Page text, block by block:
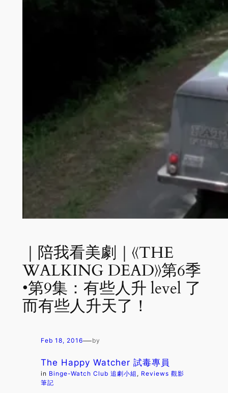
｜陪我看美劇｜《THE
WALKING DEAD》第6季
•第9集：有些人升 level 了
而有些人升天了！
Feb 18, 2016—by
The Happy Watcher 試毒專員
in Binge-Watch Club 追劇小組 , Reviews 觀影
筆記